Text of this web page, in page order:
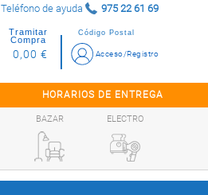
Teléfono de ayuda 975 22 61 69
Código Postal
Acceso/Registro
Tramitar
Compra
0,00 €
HORARIOS DE ENTREGA
BAZAR ELECTRO